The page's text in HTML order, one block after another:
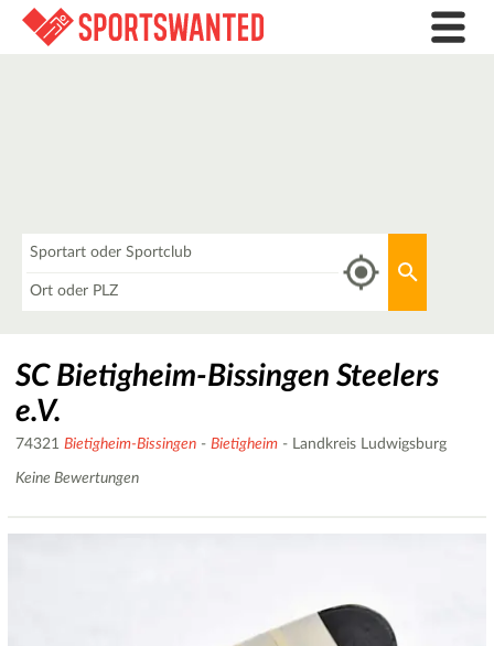
SC Bietigheim-Bissingen Steelers
e.V.
74321 Bietigheim-Bissingen - Bietigheim - Landkreis Ludwigsburg
Keine Bewertungen